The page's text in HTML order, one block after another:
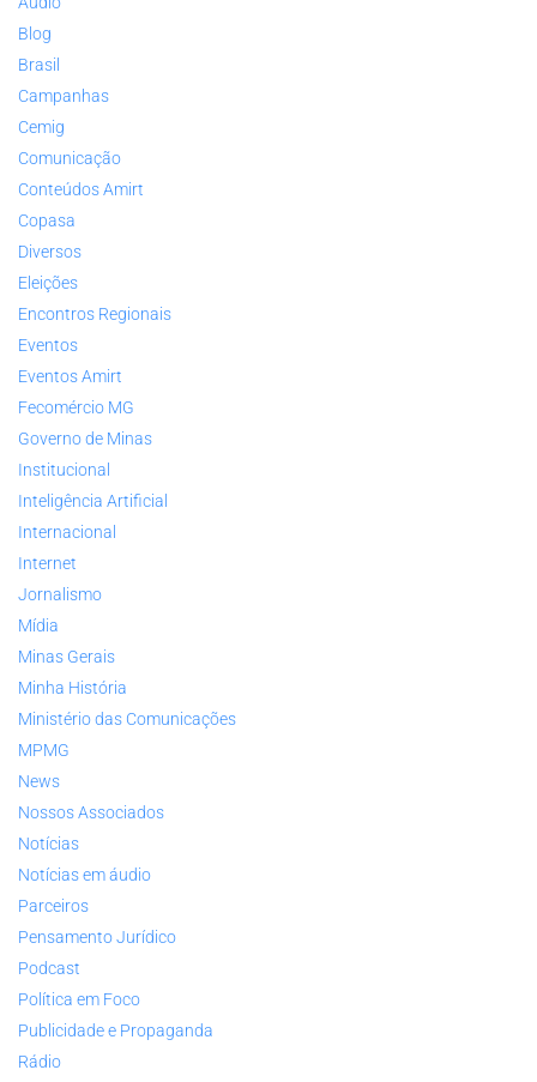
Blog
Brasil
Campanhas
Cemig
Comunicação
Conteúdos Amirt
Copasa
Diversos
Eleições
Encontros Regionais
Eventos
Eventos Amirt
Fecomércio MG
Governo de Minas
Institucional
Inteligência Artificial
Internacional
Internet
Jornalismo
Mídia
Minas Gerais
Minha História
Ministério das Comunicações
MPMG
News
Nossos Associados
Notícias
Notícias em áudio
Parceiros
Pensamento Jurídico
Podcast
Política em Foco
Publicidade e Propaganda
Rádio